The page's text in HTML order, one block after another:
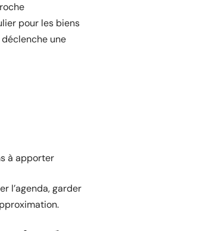
pour les biens
une
à apporter
l’agenda, garder